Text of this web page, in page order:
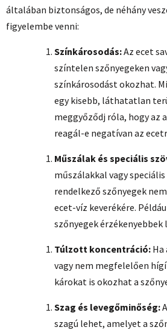
általában biztonságos, de néhány
figyelembe venni:
Színkárosodás:Az ecet
színtelen szőnyegeken
színkárosodást okozhat.
egy kisebb, láthatatlan
meggyőződj róla, hogy az
reagál-e negatívan az
Műszálak és speciális
műszálakkal vagy
rendelkező szőnyegek
ecet-víz keverékére.
szőnyegek érzékenyebbek
Túlzott koncentráció:
vagy nem megfelelően
károkat is okozhat a
Szag és levegőminőség:
szagú lehet, amelyet a